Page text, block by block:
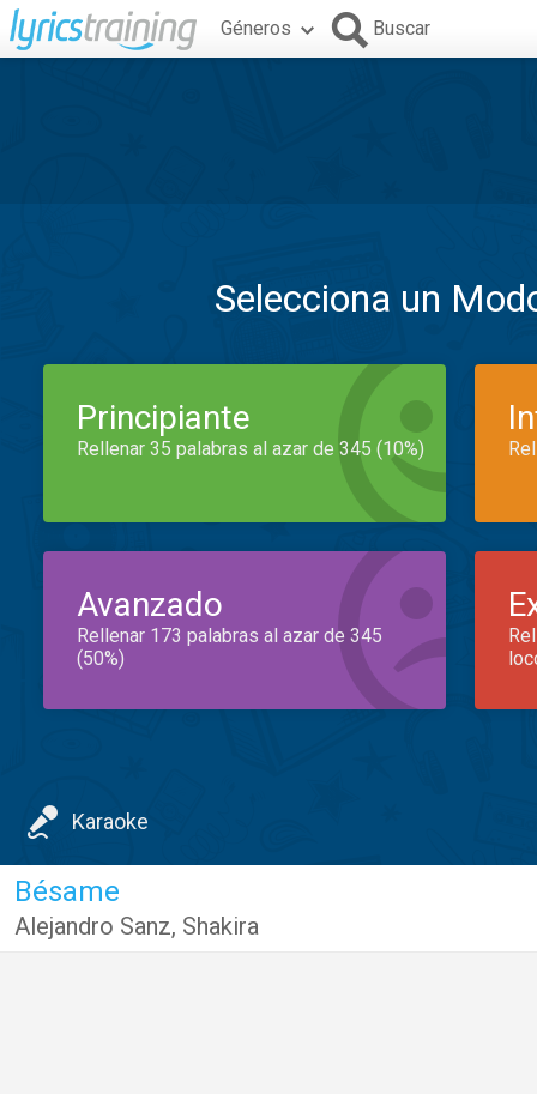
Géneros Buscar
Selecciona un
Principiante
Rellenar 35 palabras al azar de 345 (10%)
Avanzado
Rellenar 173 palabras al azar de 345
(50%)
Karaoke
Bésame
Alejandro Sanz, Shakira